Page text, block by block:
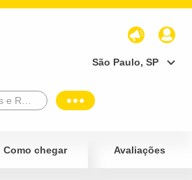
São Paulo, SP
Como chegar Avaliações